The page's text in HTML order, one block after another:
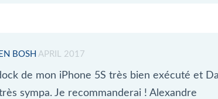
BOSH APRIL 2017
de mon iPhone 5S très bien exécuté et
sympa. Je recommanderai ! Alexandre